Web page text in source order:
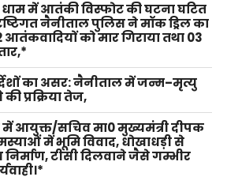
में आतंकी विस्फोट की घटना घटित
नैनीताल पुलिस ने मॉक ड्रिल का
को मार गिराया तथा 03
का असर: नैनीताल में जन्म–मृत्यु
प्रक्रिया तेज,
में आयुक्त/सचिव मा0 मुख्यमंत्री दीपक
में भूमि विवाद, धोखाधड़ी से
टीसी दिलवाने जैसे गम्भीर